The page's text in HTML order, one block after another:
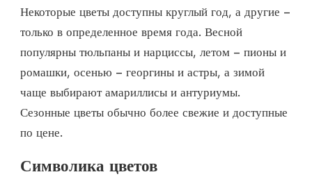
Некоторые цветы доступны круглый год, а другие –
только в определенное время года. Весной
популярны тюльпаны и нарциссы, летом – пионы и
ромашки, осенью – георгины и астры, а зимой
чаще выбирают амариллисы и антуриумы.
Сезонные цветы обычно более свежие и доступные
по цене.
Символика цветов